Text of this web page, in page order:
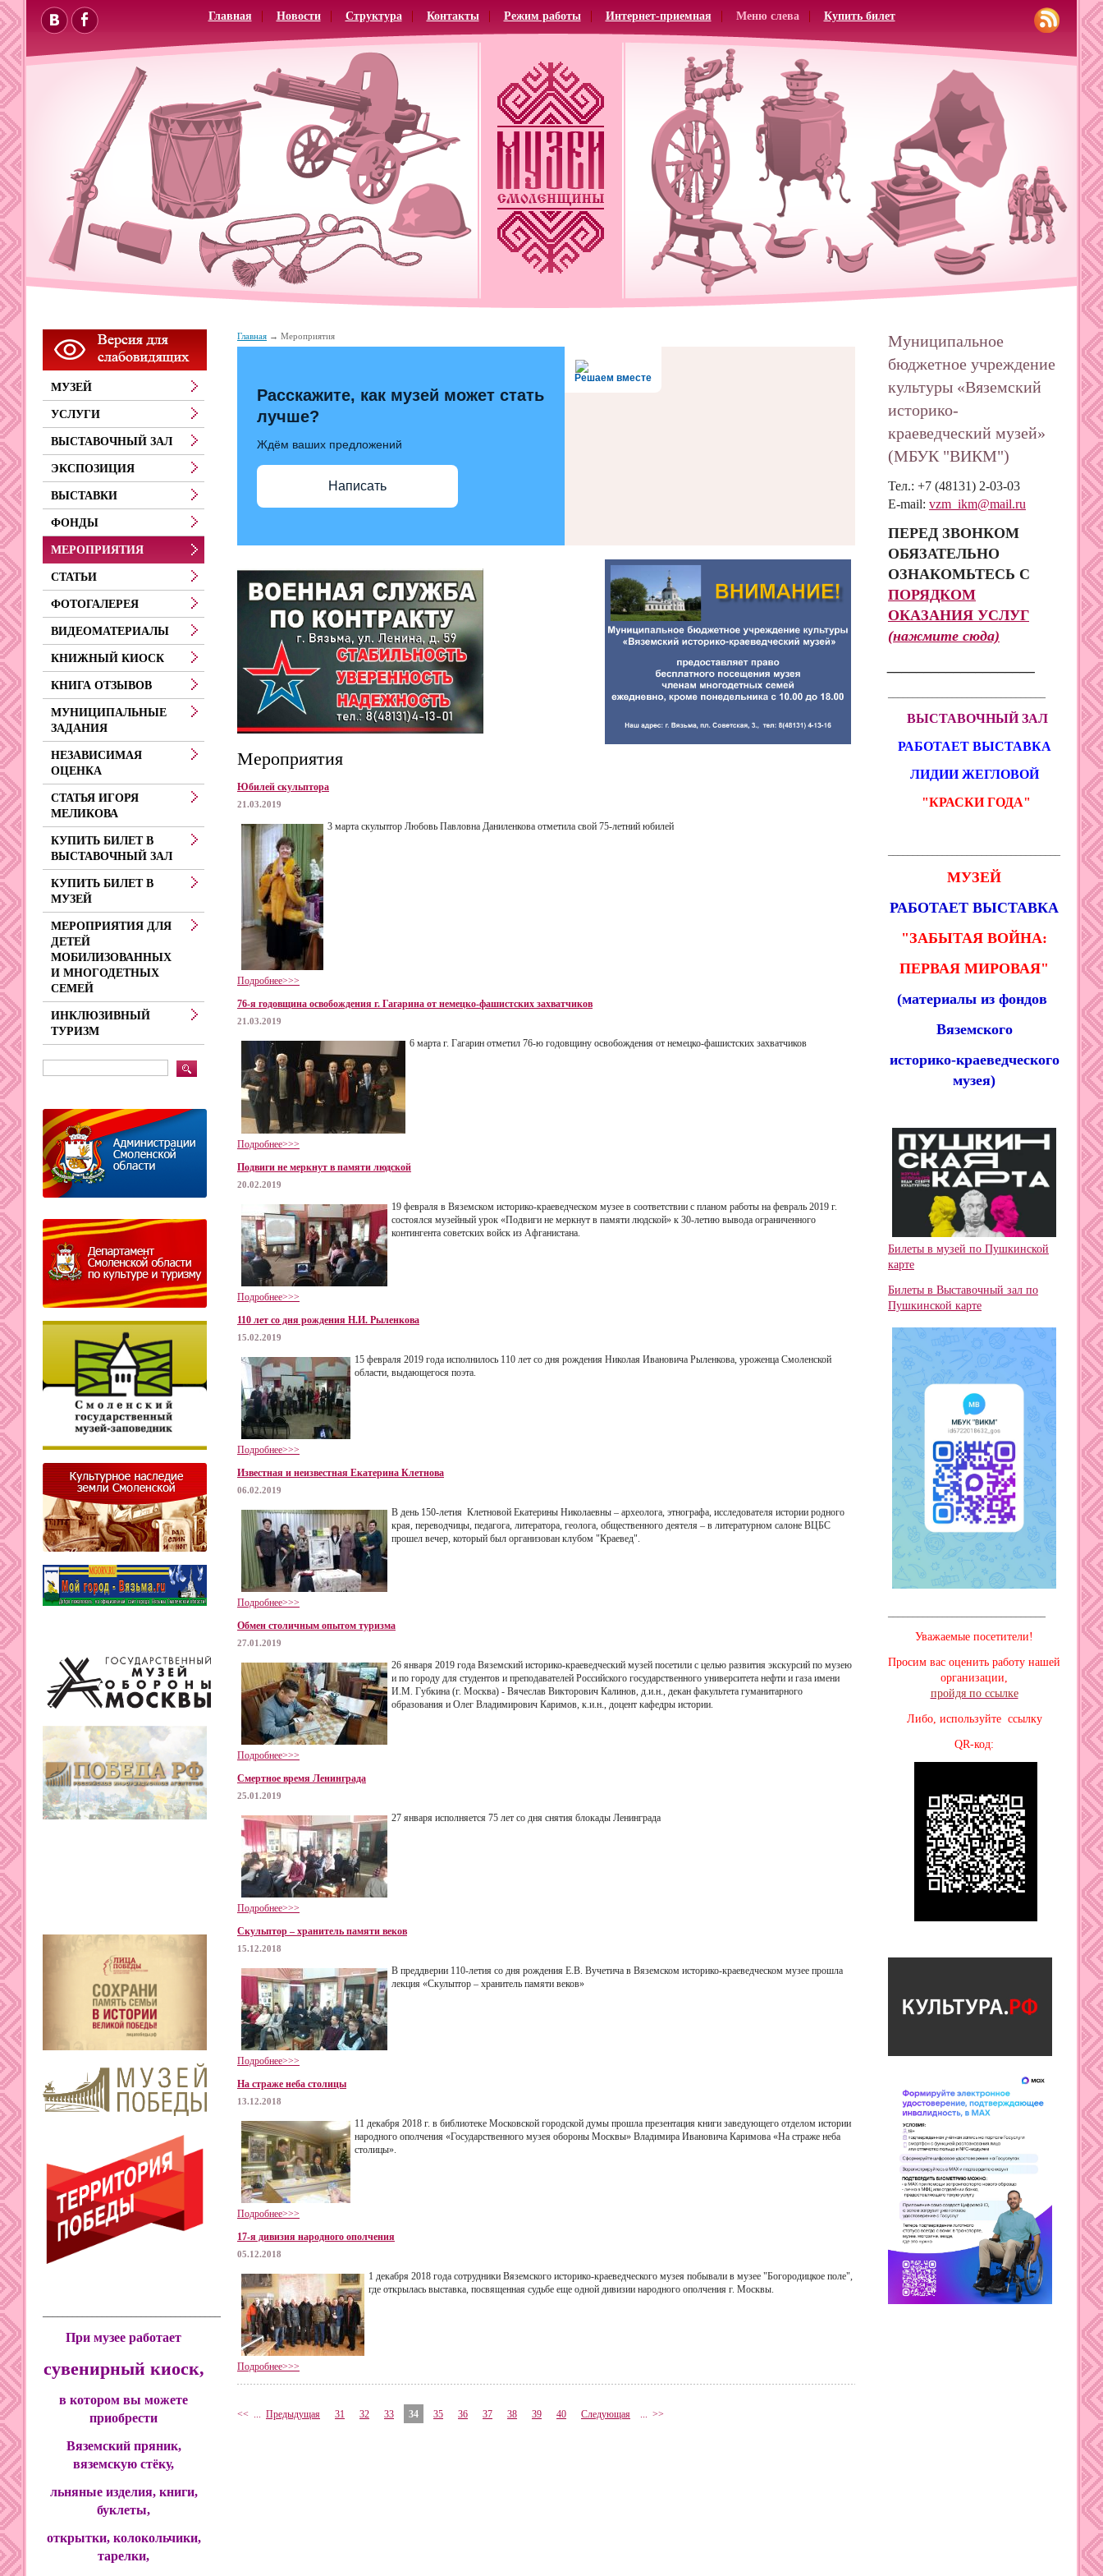
Главная Новости Структура Контакты Режим работы Интернет-приемная Меню слева Купить билет
Главная Мероприятия
Решаем вместе
Расскажите, как музей может стать
лучше?
Ждём ваших предложений
Написать
Мероприятия
Юбилей скульптора
21.03.2019
3 марта скульптор Любовь Павловна Даниленкова отметила свой 75-летний юбилей
Подробнее>>>
76-я годовщина освобождения г. Гагарина от немецко-фашистских захватчиков
21.03.2019
6 марта г. Гагарин отметил 76-ю годовщину освобождения от немецко-фашистских захватчиков
Подробнее>>>
Подвиги не меркнут в памяти людской
20.02.2019
19 февраля в Вяземском историко-краеведческом музее в соответствии с планом работы на февраль 2019 г.
состоялся музейный урок «Подвиги не меркнут в памяти людской» к 30-летию вывода ограниченного
контингента советских войск из Афганистана.
Подробнее>>>
110 лет со дня рождения Н.И. Рыленкова
15.02.2019
15 февраля 2019 года исполнилось 110 лет со дня рождения Николая Ивановича Рыленкова, уроженца Смоленской
области, выдающегося поэта.
Подробнее>>>
Известная и неизвестная Екатерина Клетнова
06.02.2019
В день 150-летия Клетновой Екатерины Николаевны – археолога, этнографа, исследователя истории родного
края, переводчицы, педагога, литератора, геолога, общественного деятеля – в литературном салоне ВЦБС
прошел вечер, который был организован клубом "Краевед".
Подробнее>>>
Обмен столичным опытом туризма
27.01.2019
26 января 2019 года Вяземский историко-краеведческий музей посетили с целью развития экскурсий по музею
и по городу для студентов и преподавателей Российского государственного университета нефти и газа имени
И.М. Губкина (г. Москва) - Вячеслав Викторович Калинов, д.и.н., декан факультета гуманитарного
образования и Олег Владимирович Каримов, к.и.н., доцент кафедры истории.
Подробнее>>>
Смертное время Ленинграда
25.01.2019
27 января исполняется 75 лет со дня снятия блокады Ленинграда
Подробнее>>>
Скульптор – хранитель памяти веков
15.12.2018
В преддверии 110-летия со дня рождения Е.В. Вучетича в Вяземском историко-краеведческом музее прошла
лекция «Скульптор – хранитель памяти веков»
Подробнее>>>
На страже неба столицы
13.12.2018
11 декабря 2018 г. в библиотеке Московской городской думы прошла презентация книги заведующего отделом истории
народного ополчения «Государственного музея обороны Москвы» Владимира Ивановича Каримова «На страже неба
столицы».
Подробнее>>>
17-я дивизия народного ополчения
05.12.2018
1 декабря 2018 года сотрудники Вяземского историко-краеведческого музея побывали в музее "Богородицкое поле",
где открылась выставка, посвященная судьбе еще одной дивизии народного ополчения г. Москвы.
Подробнее>>>
<< Предыдущая 31 32 33 34 35 36 37 38 39 40 Следующая >>
МУЗЕЙ
УСЛУГИ
ВЫСТАВОЧНЫЙ ЗАЛ
ЭКСПОЗИЦИЯ
ВЫСТАВКИ
ФОНДЫ
МЕРОПРИЯТИЯ
СТАТЬИ
ФОТОГАЛЕРЕЯ
ВИДЕОМАТЕРИАЛЫ
КНИЖНЫЙ КИОСК
КНИГА ОТЗЫВОВ
МУНИЦИПАЛЬНЫЕ
ЗАДАНИЯ
НЕЗАВИСИМАЯ
ОЦЕНКА
СТАТЬЯ ИГОРЯ
МЕЛИКОВА
КУПИТЬ БИЛЕТ В
ВЫСТАВОЧНЫЙ ЗАЛ
КУПИТЬ БИЛЕТ В
МУЗЕЙ
МЕРОПРИЯТИЯ ДЛЯ
ДЕТЕЙ
МОБИЛИЗОВАННЫХ
И МНОГОДЕТНЫХ
СЕМЕЙ
ИНКЛЮЗИВНЫЙ
ТУРИЗМ
____________________________________________
При музее работает
сувенирный киоск,
в котором вы можете
приобрести
Вяземский пряник,
вяземскую стёку,
льняные изделия, книги,
буклеты,
открытки, колокольчики,
тарелки,
Муниципальное
бюджетное учреждение
культуры «Вяземский
историко-
краеведческий музей»
(МБУК "ВИКМ")
Тел.: +7 (48131) 2-03-03
E-mail: vzm_ikm@mail.ru
ПЕРЕД ЗВОНКОМ
ОБЯЗАТЕЛЬНО
ОЗНАКОМЬТЕСЬ С
ПОРЯДКОМ
ОКАЗАНИЯ УСЛУГ
(нажмите сюда)
ВЫСТАВОЧНЫЙ ЗАЛ
РАБОТАЕТ ВЫСТАВКА
ЛИДИИ ЖЕГЛОВОЙ
"КРАСКИ ГОДА"
МУЗЕЙ
РАБОТАЕТ ВЫСТАВКА
"ЗАБЫТАЯ ВОЙНА:
ПЕРВАЯ МИРОВАЯ"
(материалы из фондов
Вяземского
историко-краеведческого
музея)
Билеты в музей по Пушкинской
карте
Билеты в Выставочный зал по
Пушкинской карте
Уважаемые посетители!
Просим вас оценить работу нашей
организации,
пройдя по ссылке
Либо, используйте ссылку
QR-код: